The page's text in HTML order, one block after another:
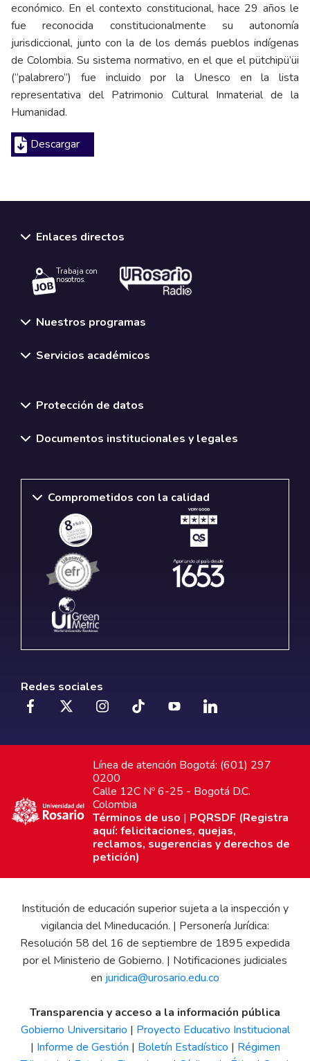
económico. En el contexto constitucional, hace 29 años le
fue reconocida constitucionalmente su autonomía
jurisdiccional, junto con la de los demás pueblos indígenas
de Colombia. Su sistema normativo, en el que el pütchipü’üi
(“palabrero”) fue incluido por la Unesco en la lista
representativa del Patrimonio Cultural Inmaterial de la
Humanidad.
Descargar
Enlaces directos
Trabaja con
nosotros.
Nuestros programas
Servicios académicos
Protección de datos
Documentos institucionales y legales
Comprometidos con la calidad
Redes sociales
Línea de atención Bogotá: (601) 297
0200
Calle 12C Nº 6-25 - Bogotá D.C.
Colombia
Términos de uso | PQRSDF (Registra
aquí: felicitaciones, quejas,
reclamos, sugerencias y derechos de
petición)
Institución de educación superior sujeta a la inspección y
vigilancia del Mineducación. | Personería Jurídica:
Resolución 58 del 16 de septiembre de 1895 expedida
por el Ministerio de Gobierno. | Notificaciones judiciales
en juridica@urosario.edu.co
Transparencia y acceso a la información pública
Gobierno Universitario | Proyecto Educativo Institucional
| Informe de Gestión | Boletín Estadístico | Régimen